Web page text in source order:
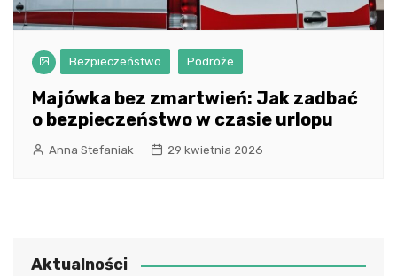
Bezpieczeństwo Podróże
Majówka bez zmartwień: Jak zadbać
o bezpieczeństwo w czasie urlopu
Anna Stefaniak 29 kwietnia 2026
Aktualności